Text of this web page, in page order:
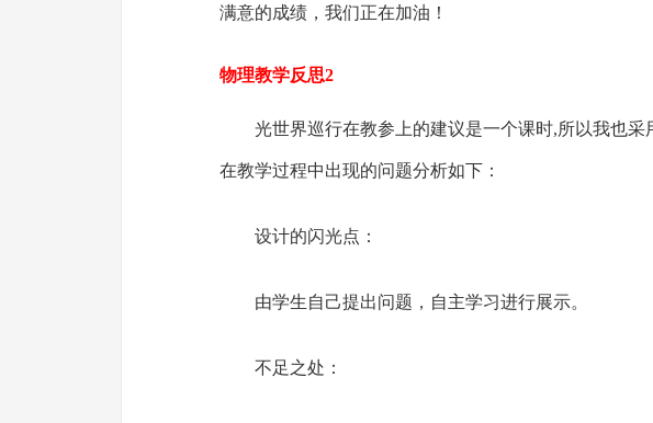
满意的成绩，我们正在加油！
物理教学反思2
光世界巡行在教参上的建议是一个课时,所以我也
在教学过程中出现的问题分析如下：
设计的闪光点：
由学生自己提出问题，自主学习进行展示。
不足之处：